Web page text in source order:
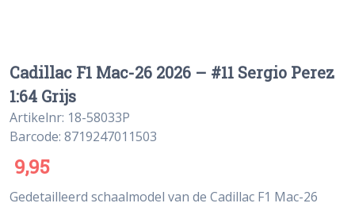
Cadillac F1 Mac-26 2026 – #11 Sergio Perez
1:64 Grijs
Artikelnr: 18-58033P
Barcode: 8719247011503
9,95
Gedetailleerd schaalmodel van de Cadillac F1 Mac-26